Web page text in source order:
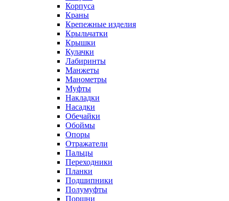
Корпуса
Краны
Крепежные изделия
Крыльчатки
Крышки
Кулачки
Лабиринты
Манжеты
Манометры
Муфты
Накладки
Насадки
Обечайки
Обоймы
Опоры
Отражатели
Пальцы
Переходники
Планки
Подшипники
Полумуфты
Поршни